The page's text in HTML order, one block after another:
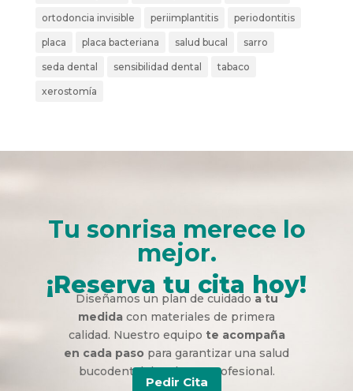
ortodoncia invisible periimplantitis periodontitis
placa placa bacteriana salud bucal sarro
seda dental sensibilidad dental tabaco
xerostomía
Tu sonrisa merece lo
mejor.
¡Reserva tu cita hoy!
Diseñamos un plan de cuidado a tu
medida con materiales de primera
calidad. Nuestro equipo te acompaña
en cada paso para garantizar una salud
bucodental duradera y profesional.
Pedir Cita